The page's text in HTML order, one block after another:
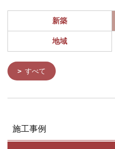
新築
地域
すべて
施工事例